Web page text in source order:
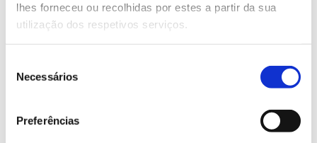
lhes forneceu ou recolhidas por estes a partir da sua
utilização dos respetivos serviços.
Necessários
Preferências
Genoma do priolo e de outras espécies em risco: